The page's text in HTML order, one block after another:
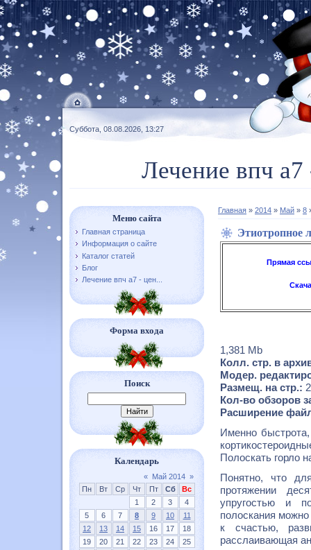
Суббота, 08.08.2026, 13:27
Лечение впч
Меню сайта
Главная страница
Информация о сайте
Каталог статей
Блог
Лечение впч а7 - цен...
Форма входа
Поиск
Календарь
« Май 2014 »
Пн
Вт Ср Чт Пт Сб
Вс
1
2 3
4
5
6 7 8 9 10
11
12
13 14 15 16 17
18
19
20 21 22 23 24
25
Главная » 2014 » Май » 8
Этиотропное
Прямая
1,381 Mb
Колл. стр. в
Модер.
Размещ. на стр.:
Кол-во обзоров
Расширение
Именно
Полоскать горло
Понятно, что
протяжении
упругостью и
полоскания
к счастью,
расслаивающая